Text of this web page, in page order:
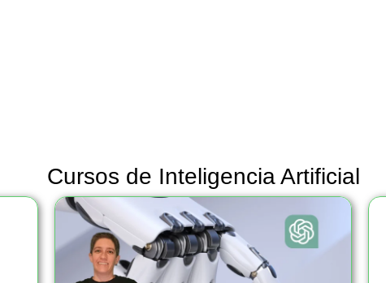
Cursos de Inteligencia Artificial